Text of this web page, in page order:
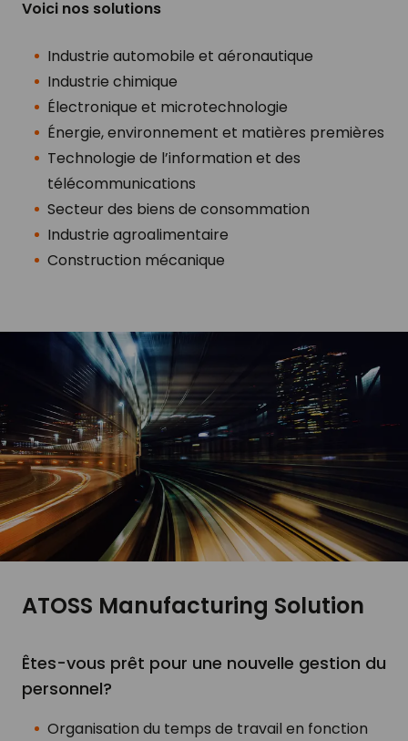
Voici nos solutions
Industrie automobile et aéronautique
Industrie chimique
Électronique et microtechnologie
Énergie, environnement et matières premières
Technologie de l’information et des
télécommunications
Secteur des biens de consommation
Industrie agroalimentaire
Construction mécanique
ATOSS Manufacturing Solution
Êtes-vous prêt pour une nouvelle gestion du
personnel?
Organisation du temps de travail en fonction